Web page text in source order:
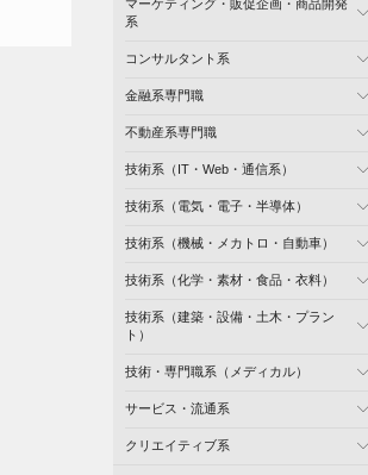
マーケティング・販促企画・商品開発
系
コンサルタント系
金融系専門職
不動産系専門職
技術系（IT・Web・通信系）
技術系（電気・電子・半導体）
技術系（機械・メカトロ・自動車）
技術系（化学・素材・食品・衣料）
技術系（建築・設備・土木・プラン
ト）
技術・専門職系（メディカル）
サービス・流通系
クリエイティブ系